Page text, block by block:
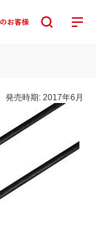
発売時期:2017年6月